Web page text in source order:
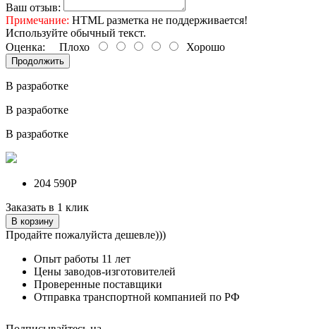
Ваш отзыв:
Примечание: HTML разметка не поддерживается!
Используйте обычный текст.
Оценка: Плохо Хорошо
Продолжить
В разработке
В разработке
В разработке
204 590Р
Заказать в 1 клик
В корзину
Продайте пожалуйста дешевле)))
Опыт работы 11 лет
Цены заводов-изготовителей
Проверенные поставщики
Отправка транспортной компанией по РФ